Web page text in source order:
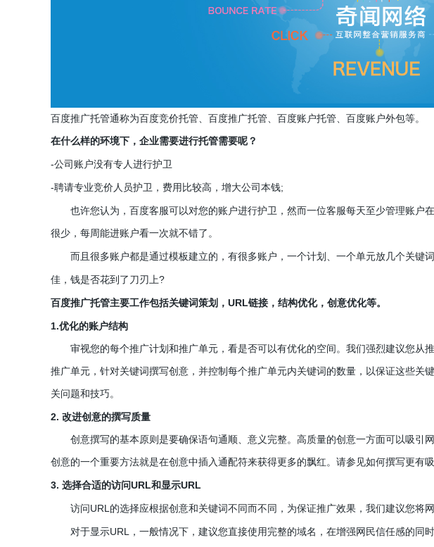
百度推广托管通称为百度竞价托管、百度推广托管、百度账户托管、百度账户外包等。
在什么样的环境下，企业需要进行托管需要呢？
-公司账户没有专人进行护卫
-聘请专业竞价人员护卫，费用比较高，增大公司本钱;
也许您认为，百度客服可以对您的账户进行护卫，然而一位客服每天至少管理账户在
很少，每周能进账户看一次就不错了。
而且很多账户都是通过模板建立的，有很多账户，一个计划、一个单元放几个关键
佳，钱是否花到了刀刃上?
百度推广托管主要工作包括关键词策划， URL链接，结构优化，创意优化等。
1.优化的账户结构
审视您的每个推广计划和推广单元，看是否可以有优化的空间。我们强烈建议您从
推广单元，针对关键词撰写创意，并控制每个推广单元内关键词的数量，以保证这些
关问题和技巧。
2. 改进创意的撰写质量
创意撰写的基本原则是要确保语句通顺、意义完整。高质量的创意一方面可以吸引
创意的一个重要方法就是在创意中插入通配符来获得更多的飘红。请参见如何撰写更有
3. 选择合适的访问URL和显示URL
访问 URL的选择应根据创意和关键词不同而不同，为保证推广效果，我们建议您将
对于显示URL ，一般情况下，建议您直接使用完整的域名，在增强网民信任感的